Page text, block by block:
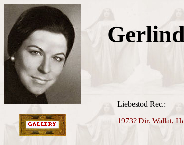
Liebestod Rec.:
1973? Dir. Wallat,